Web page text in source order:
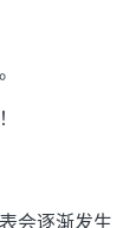
会逐渐发生